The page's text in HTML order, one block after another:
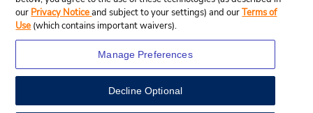
our Privacy Noticeand subject to your settings) and ourTerms of
Use (which contains important waivers).
Manage Preferences
Decline Optional